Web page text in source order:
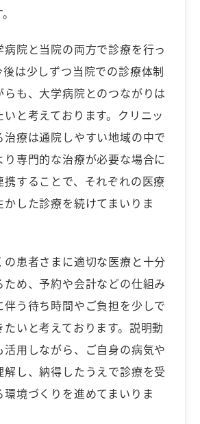
院と当院の両方で診療を行っ
は少しずつ当院での診療体制
も、大学病院とのつながりは
と考えております。クリニッ
療は通院しやすい地域の中で
専門的な治療が必要な場合に
することで、それぞれの医療
した診療を続けてまいりま
の患者さまに適切な医療と十分
め、予約や会計などの仕組み
う待ち時間やご負担を少しで
いと考えております。説明動
用しながら、ご自身の病気や
し、納得したうえで診療を受
環境づくりを進めてまいりま